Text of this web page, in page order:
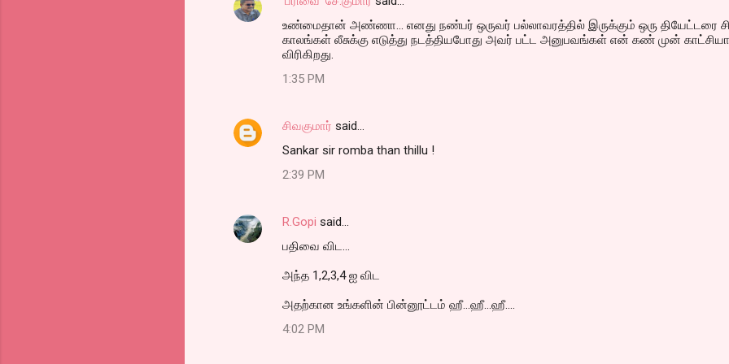
உண்மைதான் அண்ணா... எனது நண்பர் ஒருவர் பல்லாவரத்தில் இருக்கும் ஒரு தியேட்டரை
காலங்கள் லீசுக்கு எடுத்து நடத்தியபோது அவர் பட்ட அனுபவங்கள் என் கண் முன்
விரிகிறது.
1:35 PM
சிவகுமார் said…
Sankar sir romba than thillu !
2:39 PM
R.Gopi said…
பதிவை விட...
அந்த 1,2,3,4 ஐ விட
அதற்கான உங்களின் பின்னூட்டம் ஹீ...ஹீ...ஹீ....
4:02 PM